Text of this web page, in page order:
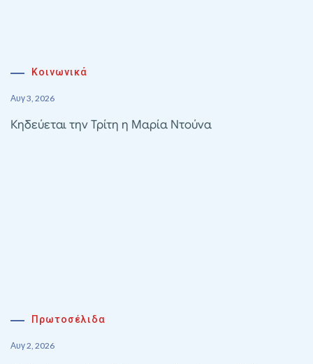
Κοινωνικά
Αυγ 3, 2026
Κηδεύεται την Τρίτη η Μαρία Ντούνα
Πρωτοσέλιδα
Αυγ 2, 2026